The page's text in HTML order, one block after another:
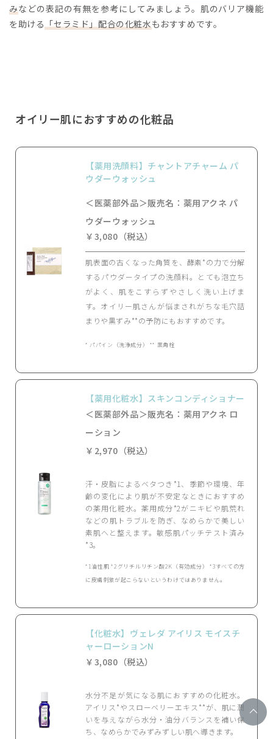
みなどの表記の有無を参考にしてみましょう。肌のバリア機能
を助ける 「セラミド」配合の化粧水もおすすめです。
オイリー肌におすすめの化粧品
【薬用洗顔料】チャントアチャーム パ
ウダーウォッシュ
＜医薬部外品＞販売名：薬用アクネ パ
ウダーウォッシュ
￥3,080（税込）
肌表面の古くなった角質を、酵素*の力で分解
するパウダータイプの洗顔料。とても泡立ち
がよく、肌をこすらずやさしく洗い上げま
す。オイリー肌さんが悩まされがちな毛穴詰
まりや黒ずみ**の予防にもおすすめです。
* パパイン（洗浄成分） ** 黒角栓
【薬用化粧水】スキンコンディショナー
＜医薬部外品＞販売名：薬用アクネ ロ
ーション
￥2,970（税込）
汗・皮脂によるベタつき*1、季節や環境、年
齢の変化により肌が不安定なときにおすすめ
の薬用化粧水。薬用成分*2がニキビや肌荒れ
などの肌トラブルを防ぎ、なめらかで美しい
素肌へと整えます。敏感肌パッチテスト済み
*3。
*1油性肌 *2グリチルリチン酸2K（有効成分） *3すべての方
に皮膚刺激が起こらないというわけではありません。
【化粧水】ヴェレダ アイリス モイスチ
ャーローションN
￥3,080（税込）
水分不足が気になる肌におすすめの化粧水。
アイリス*やスローベリーエキス**が、肌に潤
いを与えながら水分・油分バランスを補い保
ち、なめらかでみずみずしい肌へ導きます。